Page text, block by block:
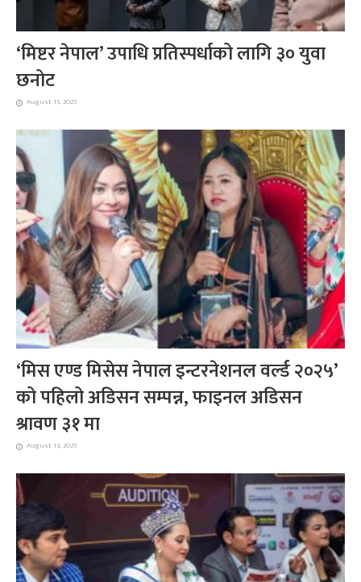
‘मिष्टर नेपाल’ उपाधि प्रतिस्पर्धाको लागि ३० युवा
छनोट
August 15, 2025
‘मिस एण्ड मिसेस नेपाल इन्टरनेशनल वर्ल्ड २०२५’
को पहिलो अडिसन सम्पन्न, फाइनल अडिसन
श्रावण ३१ मा
August 13, 2025